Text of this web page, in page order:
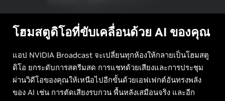
โฮมสตูดิโอที่ขับเคลื่อนด้วย AI ของคุณ
แอป NVIDIA Broadcast จะเปลี่ยนทุกห้องให้กลายเป็นโฮมสตู
ดิโอ ยกระดับการสตรีมสด การแชทด้วยเสียงและการประชุม
ผ่านวิดีโอของคุณให้เหนือไปอีกขั้นด้วยเอฟเฟกต์อันทรงพลัง
ของ AI เช่น การตัดเสียงรบกวน พื้นหลังเสมือนจริง และอีก